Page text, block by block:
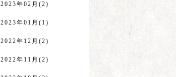
2023年02月(2)
2023年01月(1)
2022年12月(2)
2022年11月(2)